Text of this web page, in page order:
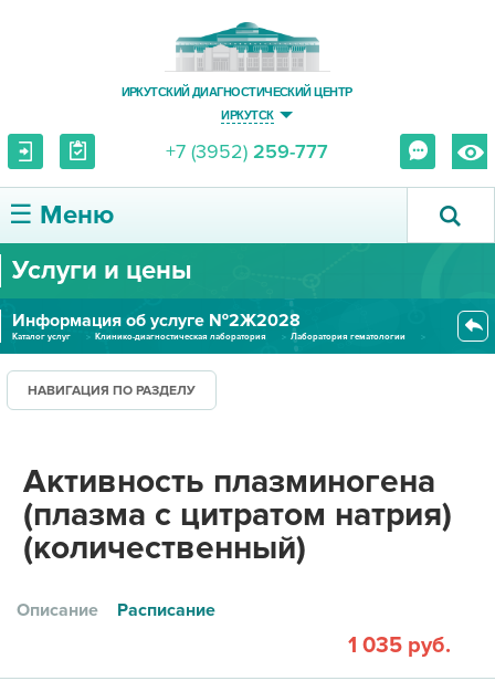
ИРКУТСКИЙ ДИАГНОСТИЧЕСКИЙ ЦЕНТР
ИРКУТСК
+7 (3952) 259-777
☰ Меню
О ЦЕНТРЕ
УСЛУГИ И ЦЕНЫ
ПАЦИЕНТУ
ПРАВОВАЯ ИНФОРМАЦИЯ
Услуги и цены
Информация об услуге №2Ж2028
Каталог услуг Клинико-диагностическая лаборатория
Лаборатория гематологии
НАВИГАЦИЯ ПО РАЗДЕЛУ
Активность плазминогена
(плазма с цитратом натрия)
(количественный)
Описание Расписание
1 035 руб.